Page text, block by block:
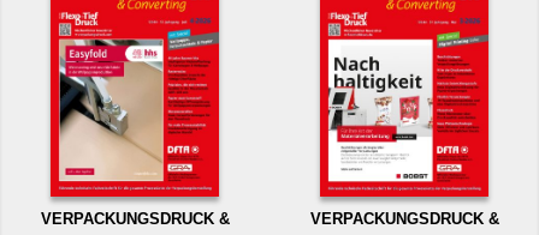
VERPACKUNGSDRUCK &
VERPACKUNGSDRUCK &